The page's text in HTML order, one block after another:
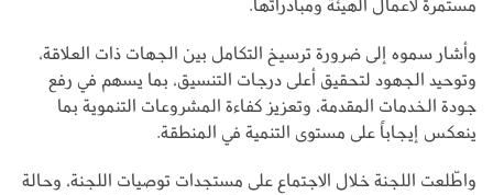
مستمرة لأعمال الهيئة ومبادراتها.
وأشار سموه إلى ضرورة ترسيخ التكامل بين الجهات ذات العلاقة،
وتوحيد الجهود لتحقيق أعلى درجات التنسيق، بما يسهم في رفع
جودة الخدمات المقدمة، وتعزيز كفاءة المشروعات التنموية بما
ينعكس إيجاباً على مستوى التنمية في المنطقة.
واطّلعت اللجنة خلال الاجتماع على مستجدات توصيات اللجنة، وحالة